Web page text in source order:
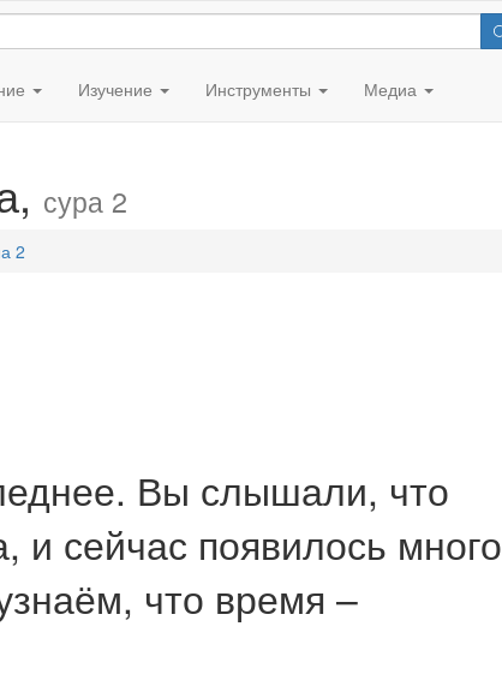
Изучение Инструменты Медиа
сура 2
2
Вы слышали, что
, и сейчас появилось много
что время –